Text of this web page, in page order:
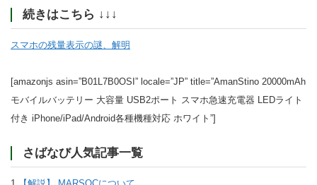
続きはこちら ↓↓↓
スマホの残量表示の謎、解明
[amazonjs asin=”B01L7B0OSI” locale=”JP” title=”AmanStino 20000mAh
モバイルバッテリー 大容量 USB2ポート スマホ急速充電器 LEDライト
付き iPhone/iPad/Android各種機種対応 ホワイト”]
さばなび人気記事一覧